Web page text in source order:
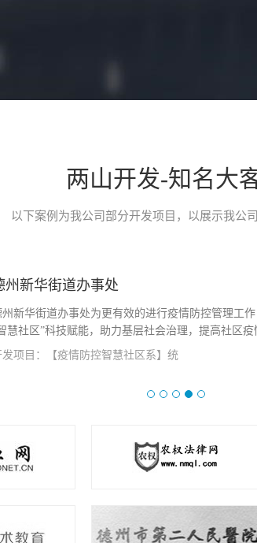
查看详情
两山开发-知名大
以下案例为我公司部分开发项目，以展示我公
州新华街道办事处
州新华街道办事处为更有效的进行疫情防控管理工
慧社区”科技赋能，助力基层社会治理，提高社区
发项目：【疫情防控智慧社区系】统